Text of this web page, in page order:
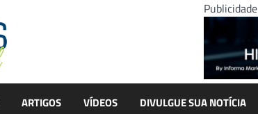
Publicidade
ARTIGOS VÍDEOS DIVULGUE SUA NOTÍCIA